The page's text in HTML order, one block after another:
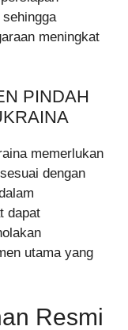
meningkat
PINDAH
memerlukan
dengan
dapat
utama yang
Resmi